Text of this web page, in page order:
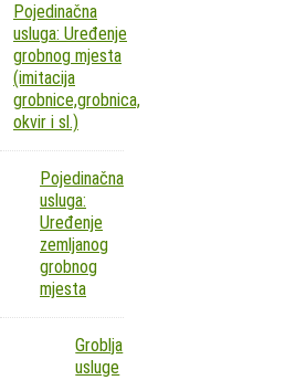
Pojedinačna
usluga: Uređenje
grobnog mjesta
(imitacija
grobnice,grobnica,
okvir i sl.)
Pojedinačna
usluga:
Uređenje
zemljanog
grobnog
mjesta
Groblja
usluge